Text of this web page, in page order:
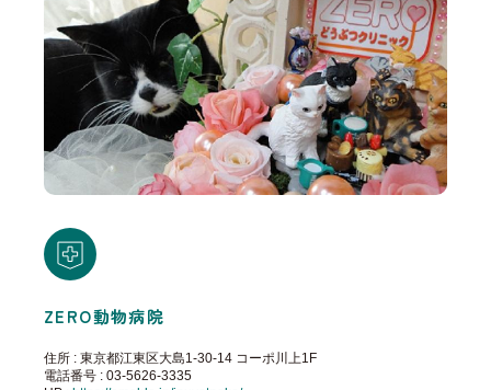
ZERO動物病院
住所 : 東京都江東区大島1-30-14 コーポ川上1F
電話番号 : 03-5626-3335